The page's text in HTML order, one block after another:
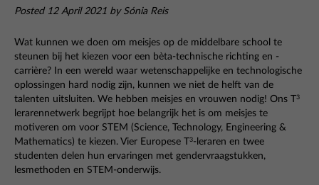
Posted 12 April 2021 by Sónia Reis
Wat kunnen we doen om meisjes op de middelbare school te
steunen bij het kiezen voor een bèta-technische richting en -
carrière? In een wereld waar wetenschappelijke en technologische
oplossingen hard nodig zijn, kunnen we niet de helft van de
talenten uitsluiten. We hebben meisjes en vrouwen nodig! Ons T3
lerarennetwerk begrijpt hoe belangrijk het is om meisjes te
motiveren om voor STEM (Science, Technology, Engineering &
Mathematics) te kiezen. Vier Europese T3-leraren en twee
studenten delen hun ervaringen met gendervraagstukken,
lesmethoden en STEM-onderwijs.